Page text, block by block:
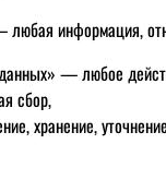
информация,
— любое
сбор,
хранение,